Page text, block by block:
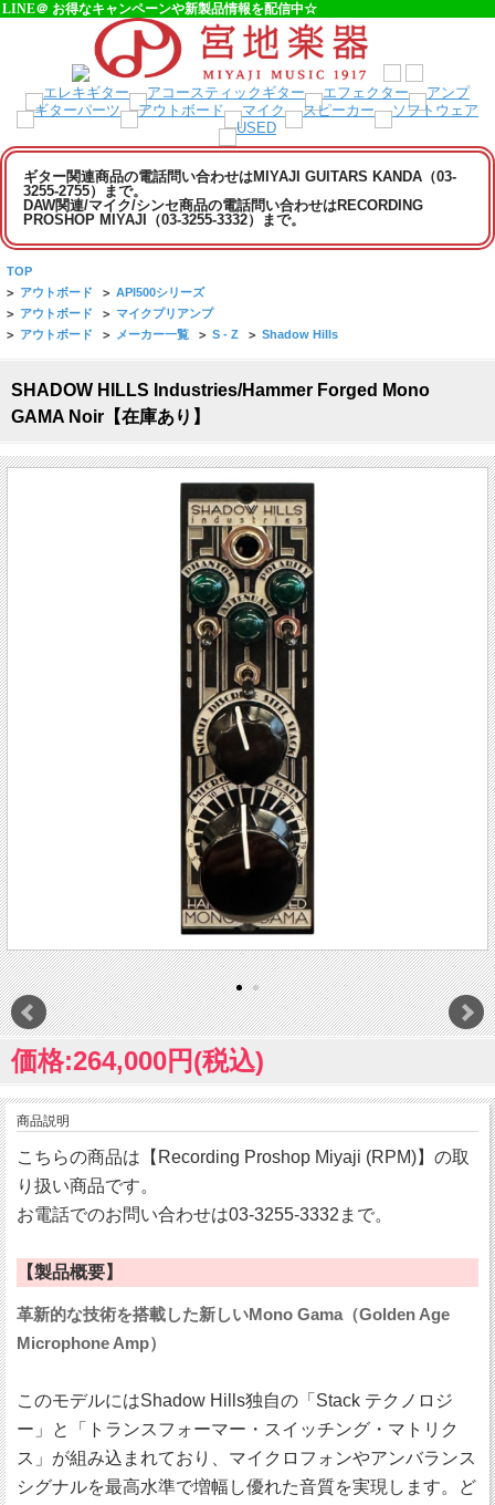
LINE＠ お得なキャンペーンや新製品情報を配信中☆
ギター関連商品の電話問い合わせはMIYAJI GUITARS KANDA（03-
3255-2755）まで。
DAW関連/マイク/シンセ商品の電話問い合わせはRECORDING
PROSHOP MIYAJI（03-3255-3332）まで。
TOP
> アウトボード > API500シリーズ
> アウトボード > マイクプリアンプ
> アウトボード > メーカー一覧 > S - Z > Shadow Hills
SHADOW HILLS Industries/Hammer Forged Mono
GAMA Noir【在庫あり】
価格:264,000円(税込)
商品説明
こちらの商品は【Recording Proshop Miyaji (RPM)】の取
り扱い商品です。
お電話でのお問い合わせは03-3255-3332まで。
【製品概要】
革新的な技術を搭載した新しいMono Gama（Golden Age
Microphone Amp）
このモデルにはShadow Hills独自の「Stack テクノロジ
ー」と「トランスフォーマー・スイッチング・マトリク
ス」が組み込まれており、マイクロフォンやアンバランス
シグナルを最高水準で増幅し優れた音質を実現します。ど